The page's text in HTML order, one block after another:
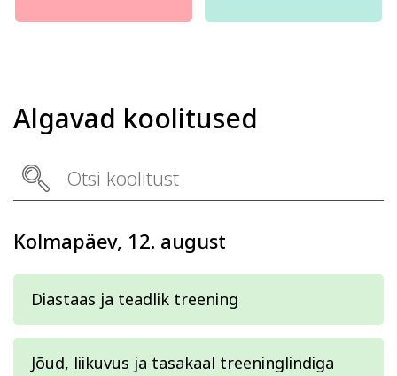
Algavad koolitused
Kolmapäev, 12. august
Diastaas ja teadlik treening
Jõud, liikuvus ja tasakaal treeninglindiga